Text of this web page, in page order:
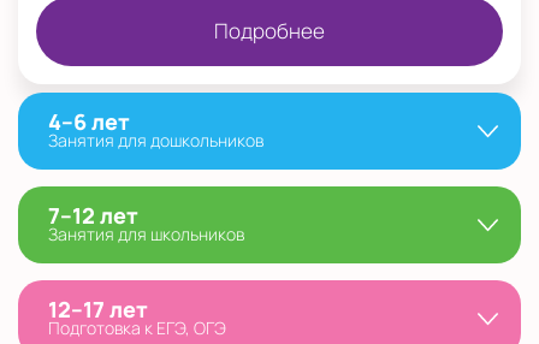
Подробнее
4–6 лет
Занятия для дошкольников
7–12 лет
Занятия для школьников
12–17 лет
Подготовка к ЕГЭ, ОГЭ